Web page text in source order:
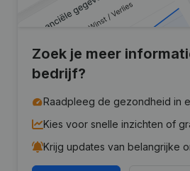
Zoek je meer
bedrijf?
Raadpleeg de gezondheid in
Kies voor snelle inzichten of
Krijg updates van belangrijke